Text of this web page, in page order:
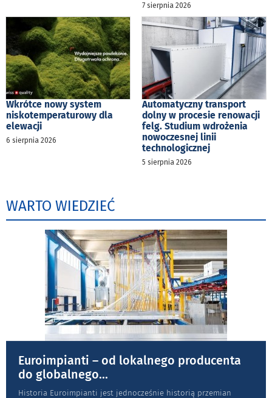
7 sierpnia 2026
Wkrótce nowy system
niskotemperaturowy dla
elewacji
6 sierpnia 2026
Automatyczny transport
dolny w procesie renowacji
felg. Studium wdrożenia
nowoczesnej linii
technologicznej
5 sierpnia 2026
WARTO WIEDZIEĆ
Euroimpianti – od lokalnego producenta
do globalnego...
Historia Euroimpianti jest jednocześnie historią przemian